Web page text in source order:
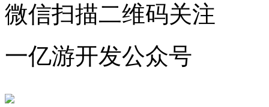
微信扫描二维码关注
一亿游开发公众号